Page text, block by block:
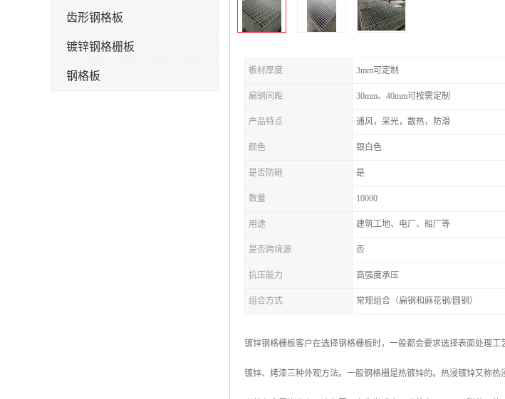
齿形钢格板
镀锌钢格栅板
钢格板 板材厚度 3mm可定制
扁钢间距 30mm、40mm可按需定制
产品特点 通风，采光，散热，防滑
颜色 银白色
是否防砸 是
数量 10000
用途 建筑工地、电厂、船厂等
是否跨境源 否
抗压能力 高强度承压
组合方式 常规组合（扁钢和麻花钢/圆钢）
镀锌钢格栅板客户在选择钢格栅板时，一般都会要求选择表面处理
镀锌、烤漆三种外观方法。一般钢格栅是热镀锌的。热浸镀锌又称